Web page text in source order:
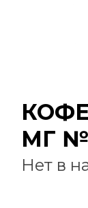
МГ
Нет в